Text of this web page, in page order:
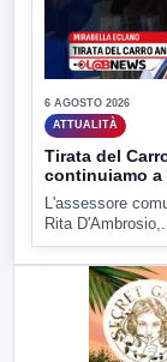
6 AGOSTO 2026
ATTUALITÀ
Tirata del
continuiamo a
L'assessore
Rita D'Ambrosio,...